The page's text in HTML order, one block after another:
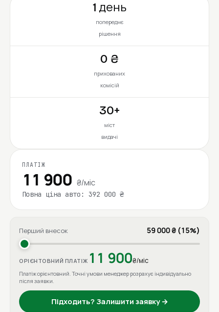
1 день
попереднє
рішення
0 ₴
прихованих
комісій
30+
міст
видачі
ПЛАТІЖ
11 900 ₴/міс
Повна ціна авто: 392 000 ₴
Перший внесок 59 000 ₴ (15%)
ОРІЄНТОВНИЙ ПЛАТІЖ 11 900₴/міс
Платіж орієнтовний. Точні умови менеджер розрахує індивідуально
після заявки.
Підходить? Залишити заявку →